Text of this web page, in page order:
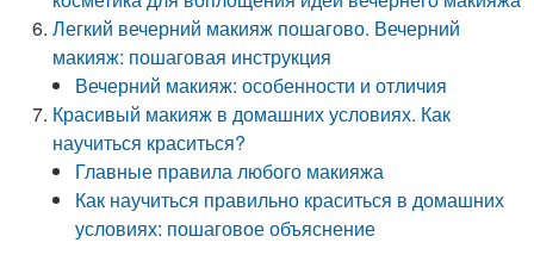
Легкий вечерний макияж пошагово. Вечерний
макияж: пошаговая инструкция
Вечерний макияж: особенности и отличия
Красивый макияж в домашних условиях. Как
научиться краситься?
Главные правила любого макияжа
Как научиться правильно краситься в домашних
условиях: пошаговое объяснение